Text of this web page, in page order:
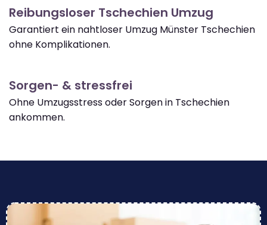
Reibungsloser Tschechien Umzug
Garantiert ein nahtloser Umzug Münster Tschechien
ohne Komplikationen.
Sorgen- & stressfrei
Ohne Umzugsstress oder Sorgen in Tschechien
ankommen.